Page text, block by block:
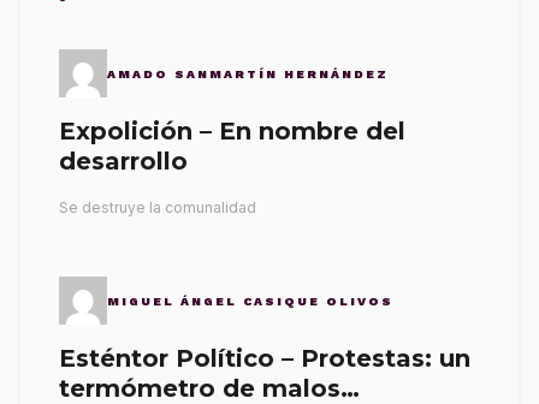
AMADO SANMARTÍN HERNÁNDEZ
Expolición – En nombre del
desarrollo
Se destruye la comunalidad
MIGUEL ÁNGEL CASIQUE OLIVOS
Esténtor Político – Protestas: un
termómetro de malos